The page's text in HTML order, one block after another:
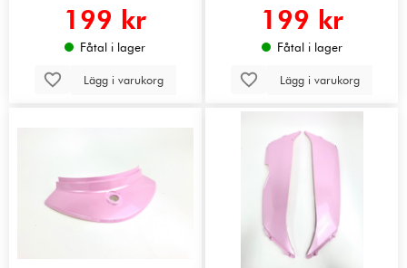
199 kr
Fåtal i lager
Lägg i varukorg
199 kr
Fåtal i lager
Lägg i varukorg